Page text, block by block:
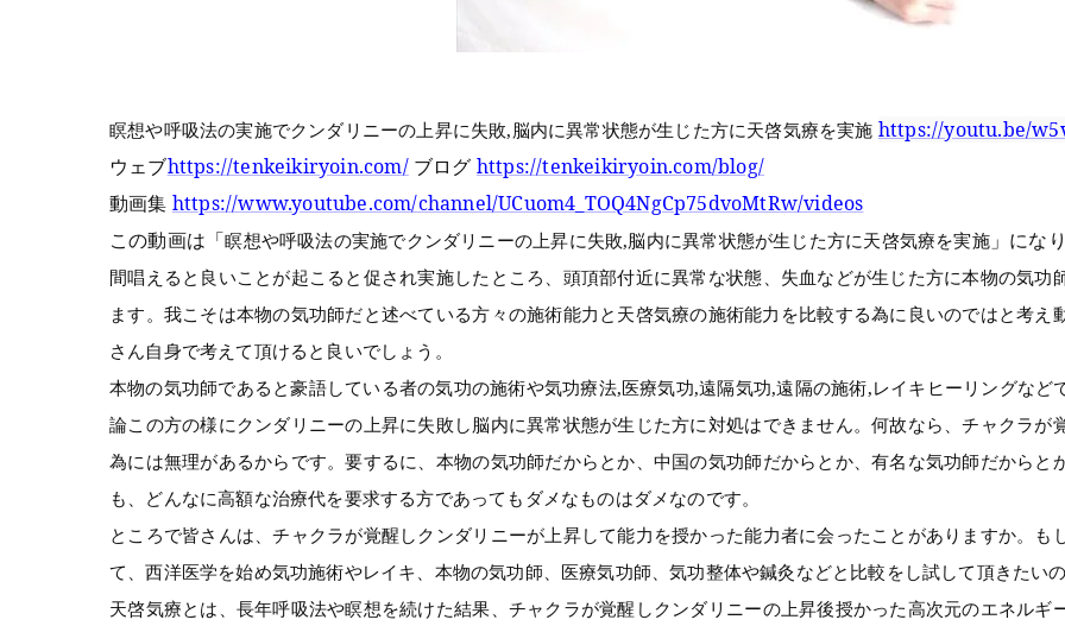
瞑想や呼吸法の実施でクンダリニーの上昇に失敗,脳内に異常状態が生じた方に天啓気療を実施 https://youtu.be/
ウェブhttps://tenkeikiryoin.com/ブログ https://tenkeikiryoin.com/blog/
動画集 https://www.youtube.com/channel/UCuom4_TOQ4NgCp75dvoMtRw/videos
この動画は「瞑想や呼吸法の実施でクンダリニーの上昇に失敗,脳内に異常状態が生じた方に天啓気療を実施」にな
間唱えると良いことが起こると促され実施したところ、頭頂部付近に異常な状態、失血などが生じた方に本物の気
ます。 我こそは本物の気功師だと述べている方々の施術能力と天啓気療の施術能力を比較する為に良いのではと考え
さん自身で考えて頂けると良いでしょう。
本物の気功師であると豪語している者の気功の施術や気功療法,医療気功,遠隔気功,遠隔の施術,レイキヒーリングな
論この方の様にクンダリニーの上昇に失敗し脳内に異常状態が生じた方に対処はできません。何故なら、チャクラが
為には無理があるからです。要するに、本物の気功師だからとか、中国の気功師だからとか、有名な気功師だから
も、どんなに高額な治療代を要求する方であってもダメなものはダメなのです。
ところで皆さんは、チャクラが覚醒しクンダリニーが上昇して能力を授かった能力者に会ったことがありますか。
て、西洋医学を始め気功施術やレイキ、本物の気功師、医療気功師、気功整体や鍼灸などと比較をし試して頂きたいの
天啓気療とは、長年呼吸法や瞑想を続けた結果、チャクラが覚醒しクンダリニーの上昇後授かった高次元のエネル